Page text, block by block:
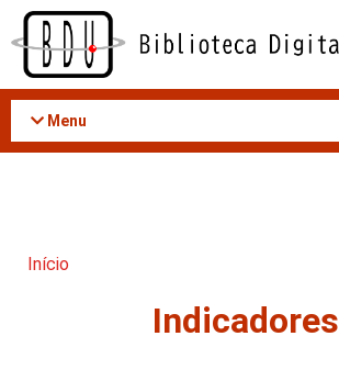
Acessar
conteúdo
Menu
Início
Indicadores